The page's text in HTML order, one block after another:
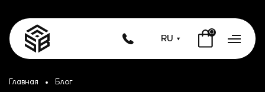
RU
0
Главная Блог